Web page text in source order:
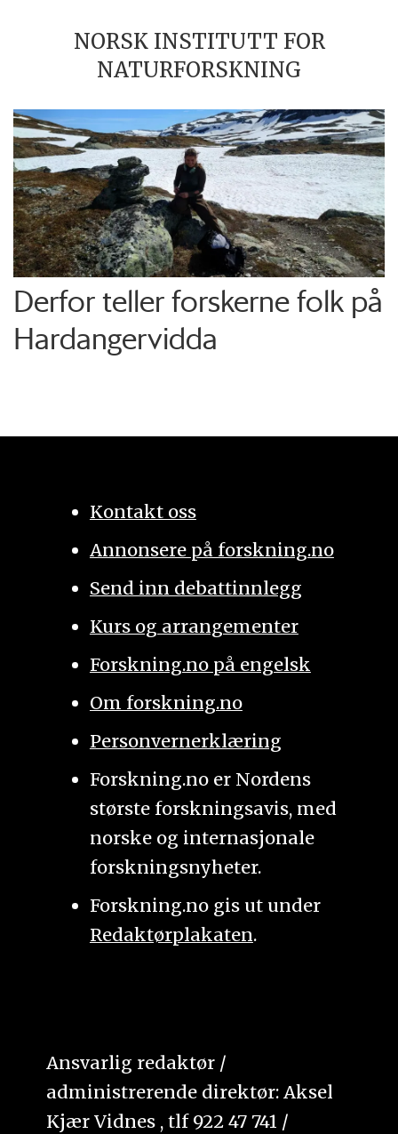
NORSK INSTITUTT FOR
NATURFORSKNING
Derfor teller forskerne folk på
Hardangervidda
Kontakt oss
Annonsere på forskning.no
Send inn debattinnlegg
Kurs og arrangementer
Forskning.no på engelsk
Om forskning.no
Personvernerklæring
Forskning.no er Nordens
største forskningsavis, med
norske og internasjonale
forskningsnyheter.
Forskning.no gis ut under
Redaktørplakaten.
Ansvarlig redaktør /
administrerende direktør: Aksel
Kjær Vidnes , tlf 922 47 741 /